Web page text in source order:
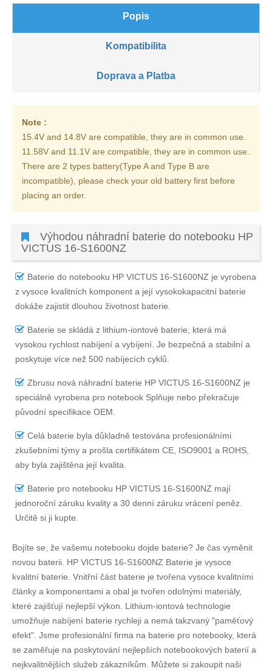
Popis
Kompatibilita
Doprava a Platba
Note :
15.4V and 14.8V are compatible, they are in common use.
11.58V and 11.1V are compatible, they are in common use.
There are 2 types battery(Type A and Type B are
incompatible), please check your old battery first before
placing an order.
Výhodou náhradní baterie do notebooku HP
VICTUS 16-S1600NZ
Baterie do notebooku HP VICTUS 16-S1600NZ je vyrobena
z vysoce kvalitních komponent a její vysokokapacitní baterie
dokáže zajistit dlouhou životnost baterie.
Baterie se skládá z lithium-iontové baterie, která má
vysokou rychlost nabíjení a vybíjení. Je bezpečná a stabilní a
poskytuje více než 500 nabíjecích cyklů.
Zbrusu nová náhradní baterie HP VICTUS 16-S1600NZ je
speciálně vyrobena pro notebook Splňuje nebo překračuje
původní specifikace OEM.
Celá baterie byla důkladně testována profesionálními
zkušebními týmy a prošla certifikátem CE, ISO9001 a ROHS,
aby byla zajištěna její kvalita.
Baterie pro notebooku HP VICTUS 16-S1600NZ mají
jednoroční záruku kvality a 30 denní záruku vrácení peněz.
Určitě si ji kupte.
Bojíte se, že vašemu notebooku dojde baterie? Je čas vyměnit
novou baterii. HP VICTUS 16-S1600NZ Baterie je vysoce
kvalitní baterie. Vnitřní část baterie je tvořena vysoce kvalitními
články a komponentami a obal je tvořen odolnými materiály,
které zajišťují nejlepší výkon. Lithium-iontová technologie
umožňuje nabíjení baterie rychleji a nemá takzvaný "paměťový
efekt". Jsme profesionální firma na baterie pro notebooky, která
se zaměřuje na poskytování nejlepších notebookových baterií a
nejkvalitnějších služeb zákazníkům. Můžete si zakoupit naši